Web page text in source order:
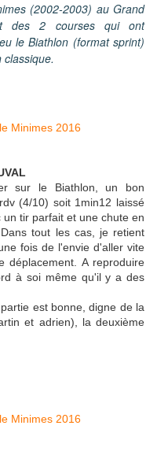
(2002-2003) au Grand
des 2 courses qui ont
le Biathlon (format sprint)
sur le Biathlon, un bon
(4/10) soit 1min12 laissé
tir parfait et une chute en
tout les cas, je retient
fois de l'envie d'aller vite
A reproduire
à soi même qu'il y a des
est bonne, digne de la
et adrien), la deuxième